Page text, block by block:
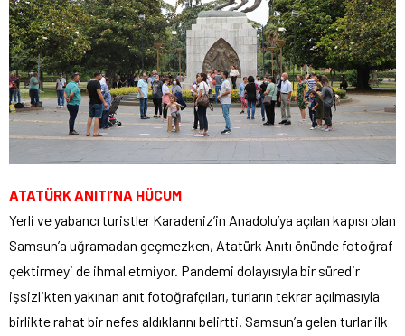
ATATÜRK ANITI’NA HÜCUM
Yerli ve yabancı turistler Karadeniz’in Anadolu’ya açılan kapısı olan
Samsun’a uğramadan geçmezken, Atatürk Anıtı önünde fotoğraf
çektirmeyi de ihmal etmiyor. Pandemi dolayısıyla bir süredir
işsizlikten yakınan anıt fotoğrafçıları, turların tekrar açılmasıyla
birlikte rahat bir nefes aldıklarını belirtti. Samsun’a gelen turlar ilk